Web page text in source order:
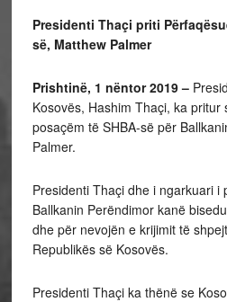
Presidenti Thaçi priti
së, Matthew Palmer
Prishtinë, 1 nëntor 2019 –
Kosovës, Hashim Thaçi, ka pritur
posaçëm të SHBA-së për
Palmer.
Presidenti Thaçi dhe i ngarkuari i
Ballkanin Perëndimor kanë
dhe për nevojën e krijimit të
Republikës së Kosovës.
Presidenti Thaçi ka thënë se